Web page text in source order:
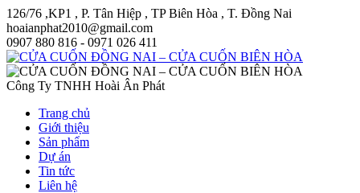
126/76 ,KP1 , P. Tân Hiệp , TP Biên Hòa , T. Đồng Nai
hoaianphat2010@gmail.com
0907 880 816 - 0971 026 411
Công Ty TNHH Hoài Ân Phát
Trang chủ
Giới thiệu
Sản phẩm
Dự án
Tin tức
Liên hệ